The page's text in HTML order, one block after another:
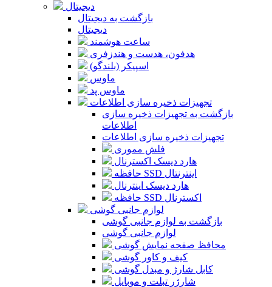
دیجیتال
بازگشت به دیجیتال
دیجیتال
ساعت هوشمند
هدفون، هدست و هندزفری
اسپیکر (بلندگو)
ماوس
ماوس پد
تجهیزات ذخیره سازی اطلاعات
بازگشت به تجهیزات ذخیره سازی
اطلاعات
تجهیزات ذخیره سازی اطلاعات
فلش مموری
هارد دیسک اکسترنال
حافظه SSD اینترنتال
هارد دیسک اینترنال
حافظه SSD اکسترنال
لوازم جانبی گوشی
بازگشت به لوازم جانبی گوشی
لوازم جانبی گوشی
محافظ صفحه نمایش گوشی
کیف و کاور گوشی
کابل شارژ و مبدل گوشی
شارژر تبلت و موبایل